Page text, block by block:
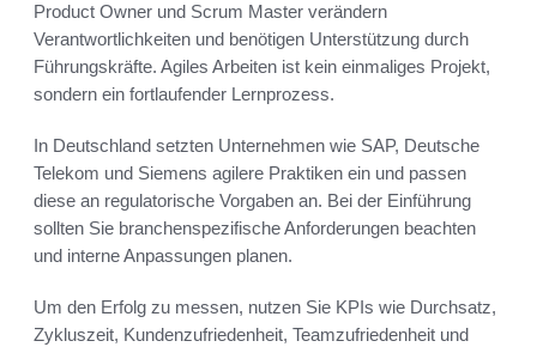
Product Owner und Scrum Master verändern
Verantwortlichkeiten und benötigen Unterstützung durch
Führungskräfte. Agiles Arbeiten ist kein einmaliges Projekt,
sondern ein fortlaufender Lernprozess.
In Deutschland setzten Unternehmen wie SAP, Deutsche
Telekom und Siemens agilere Praktiken ein und passen
diese an regulatorische Vorgaben an. Bei der Einführung
sollten Sie branchenspezifische Anforderungen beachten
und interne Anpassungen planen.
Um den Erfolg zu messen, nutzen Sie KPIs wie Durchsatz,
Zykluszeit, Kundenzufriedenheit, Teamzufriedenheit und